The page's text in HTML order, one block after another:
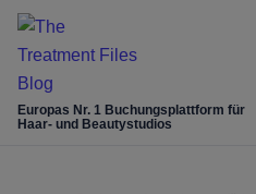
Skip
content
Skip
Skip
sidebar
Skip
Europas Nr. 1 Buchungsplattform für
Haar- und Beautystudios